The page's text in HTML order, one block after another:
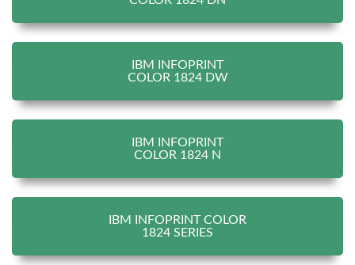
IBM INFOPRINT
COLOR 1824 DW
IBM INFOPRINT
COLOR 1824 N
IBM INFOPRINT COLOR
1824 SERIES